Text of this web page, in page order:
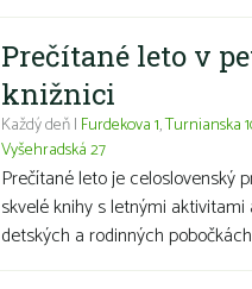
Prečítané leto v
knižnici
Každý deň | Furdekova 1,Turnianska
Vyšehradská 27
Prečítané leto je celoslovenský
skvelé knihy s letnými
detských a rodinných